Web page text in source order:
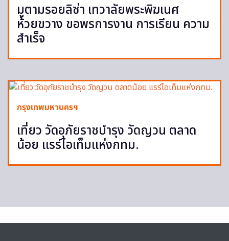
มูตามรอยลิซ่า เทวาลัยพระพิฆเนศ
ห้วยขวาง ขอพรการงาน การเรียน ความ
สำเร็จ
กรุงเทพมหานครฯ
เที่ยว วัดอุภัยราชบำรุง วัดญวน ตลาด
น้อย แรร์ไอเท็มแห่งกทม.